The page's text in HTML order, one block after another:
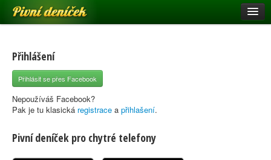
Pivní deníček
Pivní mapa
Pivní značky
Nápověda
Přihlášení
Přihlásit se přes Facebook
Nepoužíváš Facebook?
Pak je tu klasická registrace a přihlašení.
Pivní deníček pro chytré telefony